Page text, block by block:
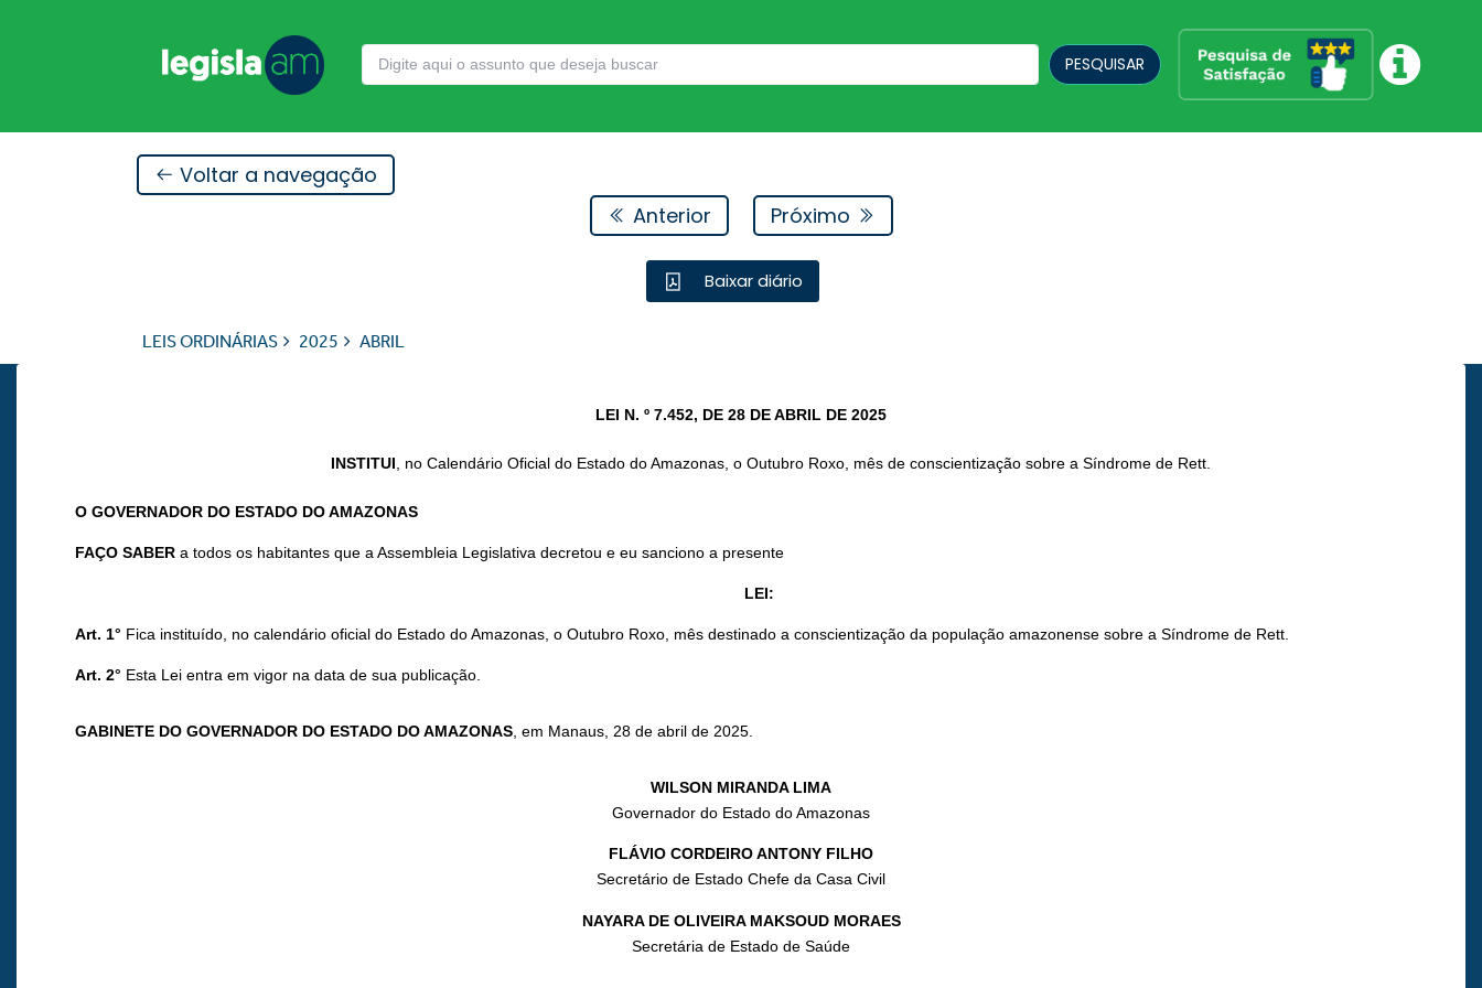
PESQUISAR
Voltar a navegação
Anterior
Próximo
Baixar diário
LEIS ORDINÁRIAS 2025 ABRIL
LEI N. º 7.452, DE 28 DE ABRIL DE 2025
INSTITUI , no Calendário Oficial do Estado do Amazonas, o Outubro Roxo, mês de conscientização sobre a Síndrome de Rett.
O GOVERNADOR DO ESTADO DO AMAZONAS
FAÇO SABER a todos os habitantes que a Assembleia Legislativa decretou e eu sanciono a presente
LEI:
Art. 1° Fica instituído, no calendário oficial do Estado do Amazonas, o Outubro Roxo, mês destinado a conscientização da população amazonense sobre a Síndrome de Rett.
Art. 2° Esta Lei entra em vigor na data de sua publicação.
GABINETE DO GOVERNADOR DO ESTADO DO AMAZONAS, em Manaus, 28 de abril de 2025.
WILSON MIRANDA LIMA
Governador do Estado do Amazonas
FLÁVIO CORDEIRO ANTONY FILHO
Secretário de Estado Chefe da Casa Civil
NAYARA DE OLIVEIRA MAKSOUD MORAES
Secretária de Estado de Saúde